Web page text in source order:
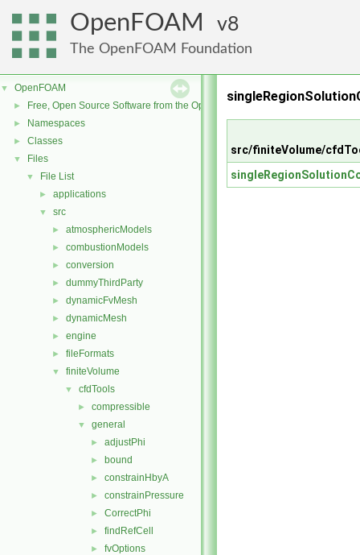
OpenFOAM 8
The OpenFOAM Foundation
▼ OpenFOAM
► Free, Open Source Software from the OpenFOAM Foundation
► Namespaces
► Classes
▼ Files
▼ File List
► applications
▼ src
► atmosphericModels
► combustionModels
► conversion
► dummyThirdParty
► dynamicFvMesh
► dynamicMesh
► engine
► fileFormats
▼ finiteVolume
▼ cfdTools
► compressible
▼ general
► adjustPhi
► bound
► constrainHbyA
► constrainPressure
► CorrectPhi
► findRefCell
► fvOptions
src/finiteVolume/